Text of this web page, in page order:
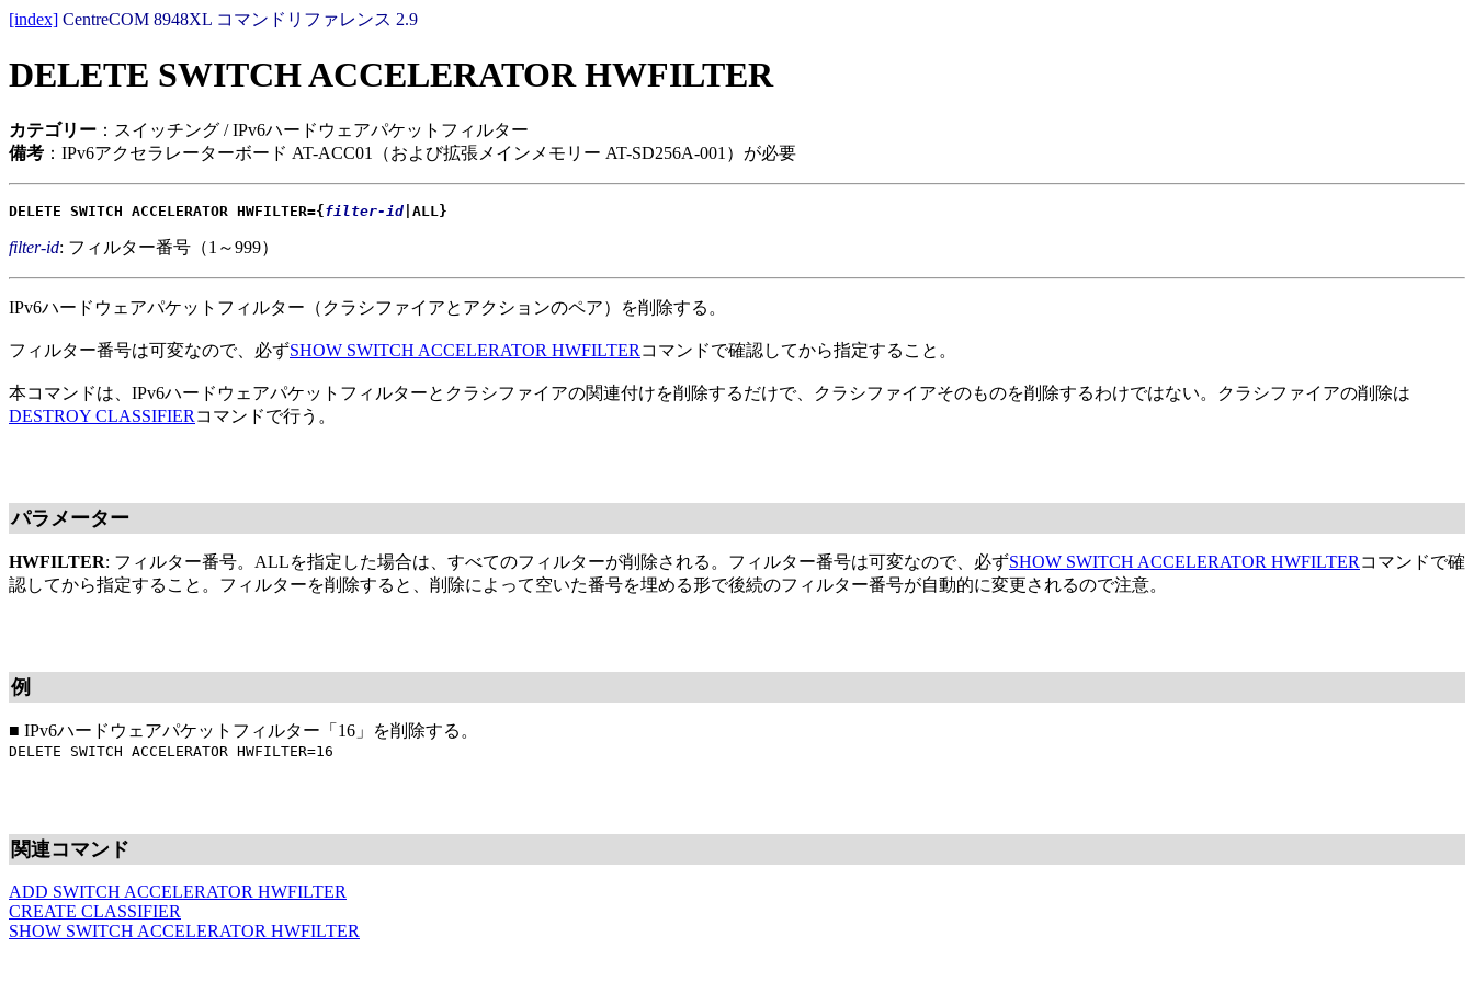
[index] CentreCOM 8948XL コマンドリファレンス 2.9
DELETE SWITCH ACCELERATOR HWFILTER
カテゴリー ：スイッチング / IPv6ハードウェアパケットフィルター
備考 ：IPv6アクセラレーターボード AT-ACC01（および拡張メインメモリー AT-SD256A-001）が必要
DELETE SWITCH ACCELERATOR HWFILTER={ filter-id |ALL}
filter-id: フィルター番号（1～999）
IPv6ハードウェアパケットフィルター（クラシファイアとアクションのペア）を削除する。
フィルター番号は可変なので、必ずSHOW SWITCH ACCELERATOR HWFILTER コマンドで確認してから指定すること。
本コマンドは、IPv6ハードウェアパケットフィルターとクラシファイアの関連付けを削除するだけで、クラシファイアそのものを削除するわけではない。クラシファイアの削除は
DESTROY CLASSIFIER コマンドで行う。
パラメーター
HWFILTER: フィルター番号。ALLを指定した場合は、すべてのフィルターが削除される。フィルター番号は可変なので、必ずSHOW SWITCH ACCELERATOR HWFILTER コマンドで確
認してから指定すること。フィルターを削除すると、削除によって空いた番号を埋める形で後続のフィルター番号が自動的に変更されるので注意。
例
■ IPv6ハードウェアパケットフィルター「16」を削除する。
DELETE SWITCH ACCELERATOR HWFILTER=16
関連コマンド
ADD SWITCH ACCELERATOR HWFILTER
CREATE CLASSIFIER
SHOW SWITCH ACCELERATOR HWFILTER